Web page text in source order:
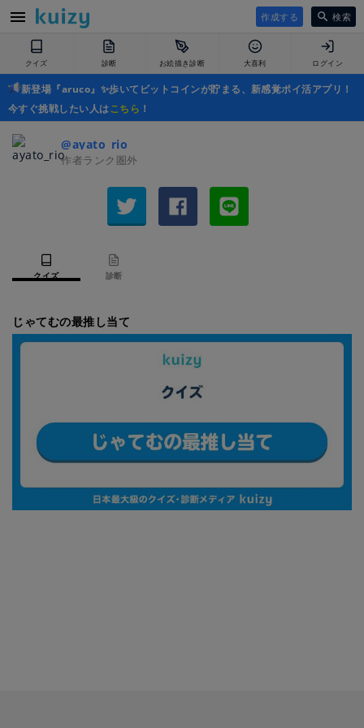
作成する 検索
クイズ 診断 お絵描き診断 大喜利 ログイン
新登場『aruco』✨歩いてビットコインが貯まる、新感覚ポイ活アプリ！
今すぐ挑戦したい人はこちら ！
@ayato_rio
作者ランク圏外
クイズ 診断
じゃてむの最推し当て